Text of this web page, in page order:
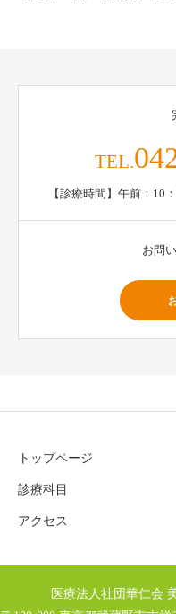
TEL.
【診療時間】午前：10
お問
トップページ
診療科目
アクセス
医療法人社団華仁会